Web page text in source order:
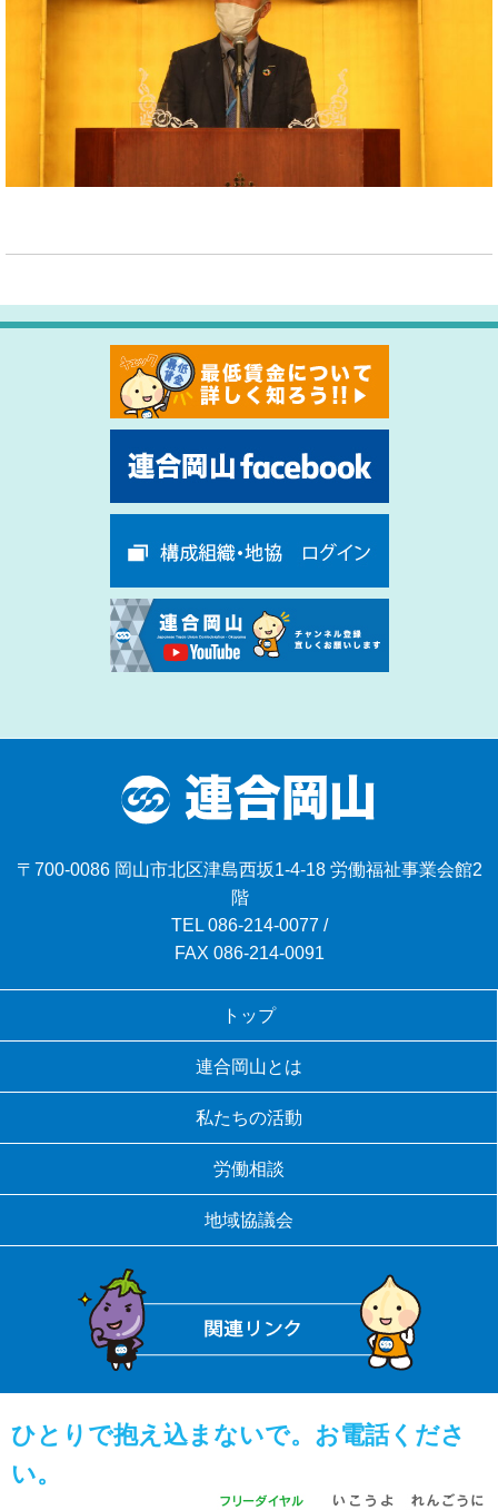
〒700-0086 岡山市北区津島西坂1-4-18 労働福祉事業会館2
階
TEL 086-214-0077 /
FAX 086-214-0091
トップ
連合岡山とは
私たちの活動
労働相談
地域協議会
ひとりで抱え込まないで。お電話くださ
い。